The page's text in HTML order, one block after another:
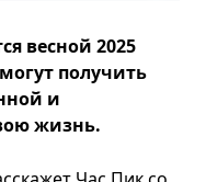
весной 2025
получить
и
жизнь.